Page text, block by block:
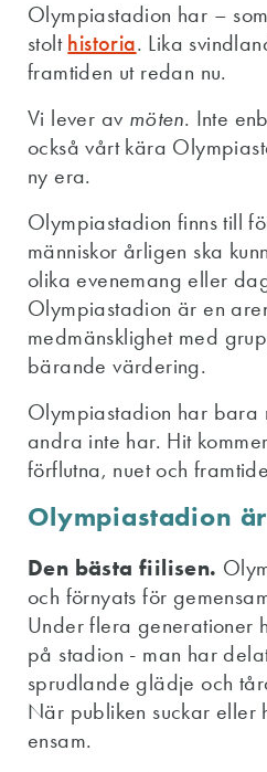
Olympiastadion har –
stolt historia. Lika
framtiden ut redan nu.
Vi lever av möten. Inte
också vårt kära
ny era.
Olympiastadion finns till
människor årligen ska
olika evenemang eller
Olympiastadion är en
medmänsklighet med
bärande värdering.
Olympiastadion har bara
andra inte har. Hit
förflutna, nuet och
Olympiastadion är
Den bästa fiilisen.
och förnyats för
Under flera generationer
på stadion - man har
sprudlande glädje och
När publiken suckar eller
ensam.